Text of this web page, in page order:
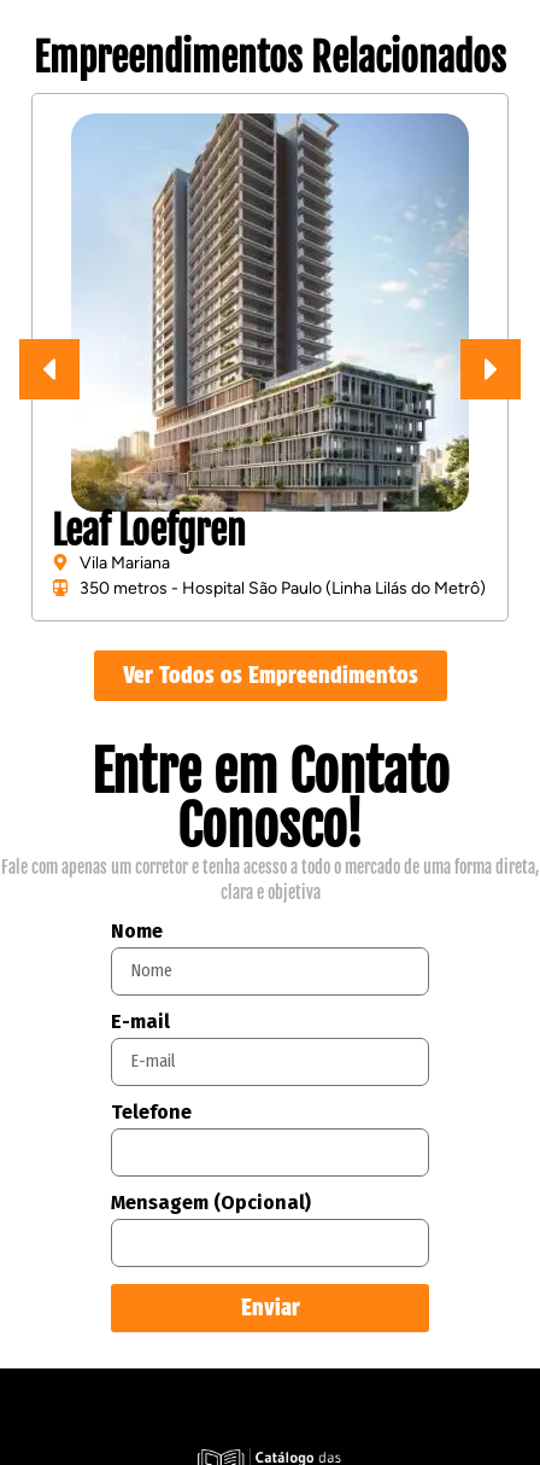
Empreendimentos Relacionados
Patteo Vila Mariana
Vila Mariana
400 metros - Ana Rosa (Linhas Azul e Verde do
Ver Todos os Empreendimentos
Entre em Contato
Conosco!
Fale com apenas um corretor e tenha acesso a todo o mercado de uma forma direta,
clara e objetiva
Nome
E-mail
Telefone
Mensagem (Opcional)
Enviar